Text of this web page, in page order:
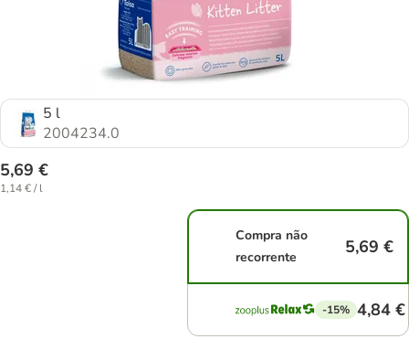
5 l
2004234.0
5,69 €
1,14 € / l
Compra não
recorrente
5,69 €
-15% 4,84 €